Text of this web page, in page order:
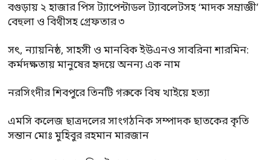
বগুড়ায় ২ হাজার পিস ট্যাপেন্টাডল ট্যাবলেটসহ ‘মাদক সম্রাজ্ঞী’
বেহুলা ও বিথীসহ গ্রেফতার ৩
সৎ, ন্যায়নিষ্ঠ, সাহসী ও মানবিক ইউএনও সাবরিনা শারমিন:
কর্মদক্ষতায় মানুষের হৃদয়ে অনন্য এক নাম
নরসিংদীর শিবপুরে তিনটি গরুকে বিষ খাইয়ে হত্যা
এমসি কলেজ ছাত্রদলের সাংগঠনিক সম্পাদক ছাতকের কৃতি
সন্তান মোঃ মুহিবুর রহমান মারজান